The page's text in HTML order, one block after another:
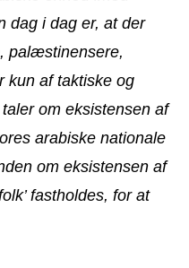
dag i dag er, at der
palæstinensere,
kun af taktiske og
om eksistensen af
arabiske nationale
om eksistensen af
fastholdes, for at